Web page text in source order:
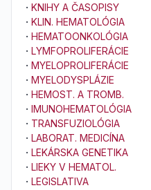
· KNIHY A ČASOPISY
· KLIN. HEMATOLÓGIA
· HEMATOONKOLÓGIA
· LYMFOPROLIFERÁCIE
· MYELOPROLIFERÁCIE
· MYELODYSPLÁZIE
· HEMOST. A TROMB.
· IMUNOHEMATOLÓGIA
· TRANSFUZIOLÓGIA
· LABORAT. MEDICÍNA
· LEKÁRSKA GENETIKA
· LIEKY V HEMATOL.
· LEGISLATIVA